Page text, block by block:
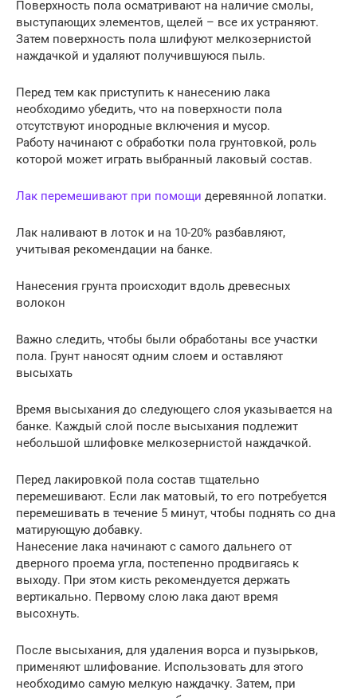
Поверхность пола осматривают на наличие смолы,
выступающих элементов, щелей – все их устраняют.
Затем поверхность пола шлифуют мелкозернистой
наждачкой и удаляют получившуюся пыль.
Перед тем как приступить к нанесению лака
необходимо убедить, что на поверхности пола
отсутствуют инородные включения и мусор.
Работу начинают с обработки пола грунтовкой, роль
которой может играть выбранный лаковый состав.
Лак перемешивают при помощи деревянной лопатки.
Лак наливают в лоток и на 10-20% разбавляют,
учитывая рекомендации на банке.
Нанесения грунта происходит вдоль древесных
волокон
Важно следить, чтобы были обработаны все участки
пола. Грунт наносят одним слоем и оставляют
высыхать
Время высыхания до следующего слоя указывается на
банке. Каждый слой после высыхания подлежит
небольшой шлифовке мелкозернистой наждачкой.
Перед лакировкой пола состав тщательно
перемешивают. Если лак матовый, то его потребуется
перемешивать в течение 5 минут, чтобы поднять со дна
матирующую добавку.
Нанесение лака начинают с самого дальнего от
дверного проема угла, постепенно продвигаясь к
выходу. При этом кисть рекомендуется держать
вертикально. Первому слою лака дают время
высохнуть.
После высыхания, для удаления ворса и пузырьков,
применяют шлифование. Использовать для этого
необходимо самую мелкую наждачку. Затем, при